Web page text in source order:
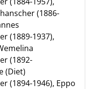
(1886-
(1889-1937),
(1892-
(Diet)
(1894-1946), Eppo